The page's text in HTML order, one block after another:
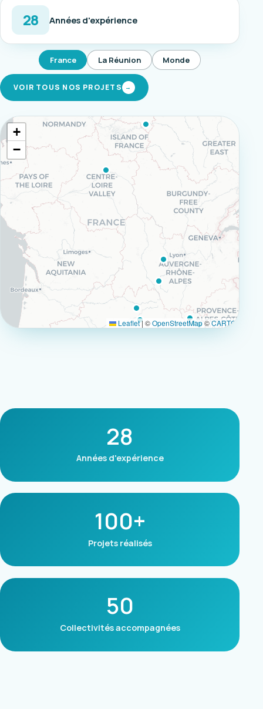
28 Années d'expérience
France La Réunion Monde
VOIR TOUS NOS PROJETS →
+
−
Leaflet| ©OpenStreetMap©CARTO
28
Années d'expérience
100+
Projets réalisés
50
Collectivités accompagnées